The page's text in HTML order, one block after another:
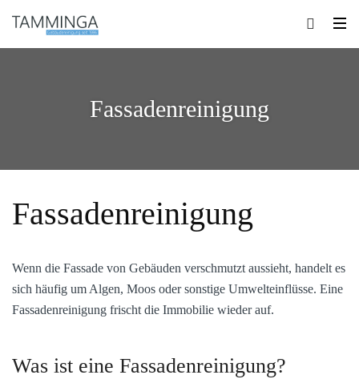
Fassadenreinigung
Fassadenreinigung
Wenn die Fassade von Gebäuden verschmutzt aussieht, handelt es
sich häufig um Algen, Moos oder sonstige Umwelteinflüsse. Eine
Fassadenreinigung frischt die Immobilie wieder auf.
Was ist eine Fassadenreinigung?